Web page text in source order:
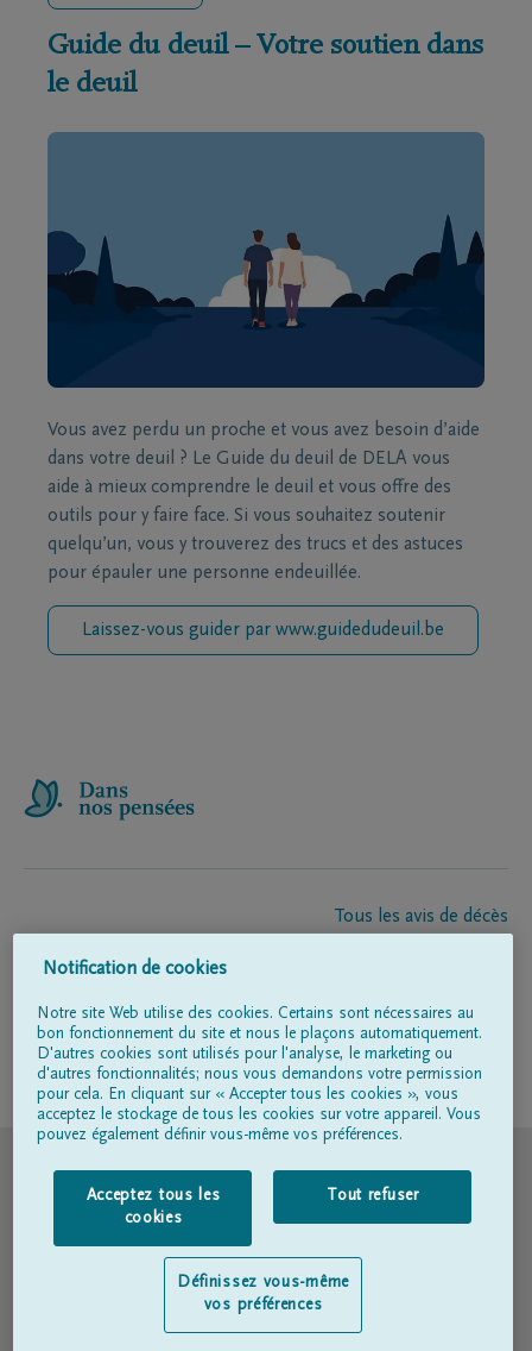
Guide du deuil – Votre soutien dans
le deuil
Vous avez perdu un proche et vous avez besoin d’aide
dans votre deuil ? Le Guide du deuil de DELA vous
aide à mieux comprendre le deuil et vous offre des
outils pour y faire face. Si vous souhaitez soutenir
quelqu’un, vous y trouverez des trucs et des astuces
pour épauler une personne endeuillée.
Laissez-vous guider par www.guidedudeuil.be
Tous les avis de décès
Entrepreneur de pompes funèbres
Suivez-nous sur
Conditions d'utilisation
Déclaration relative à la vie privée
Déclaration d’accessibilité
Notification de cookies
Notre site Web utilise des cookies. Certains sont nécessaires au
bon fonctionnement du site et nous le plaçons automatiquement.
D'autres cookies sont utilisés pour l'analyse, le marketing ou
d'autres fonctionnalités; nous vous demandons votre permission
pour cela. En cliquant sur « Accepter tous les cookies », vous
acceptez le stockage de tous les cookies sur votre appareil. Vous
pouvez également définir vous-même vos préférences.
Acceptez tous les
cookies
Tout refuser
Définissez vous-même
vos préférences